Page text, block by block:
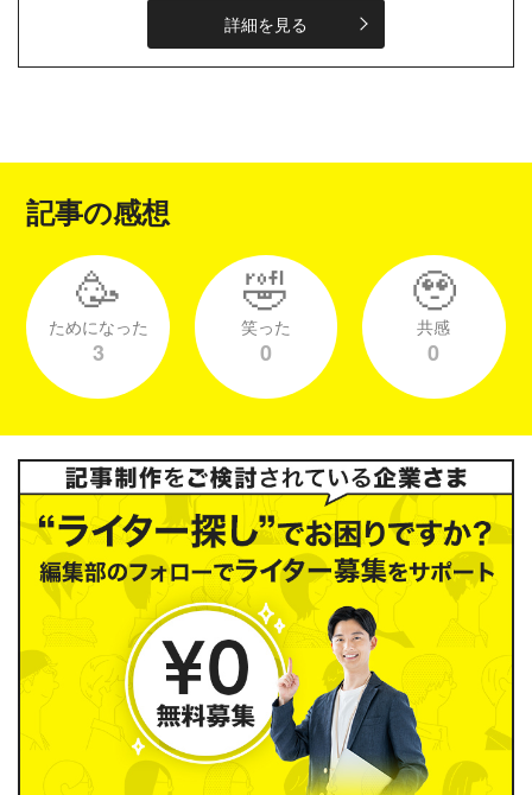
き。たまに海の中に潜ります。
詳細を見る
記事の感想
🥳
ためになった
3
🤣
笑った
0
🥹
共感
0